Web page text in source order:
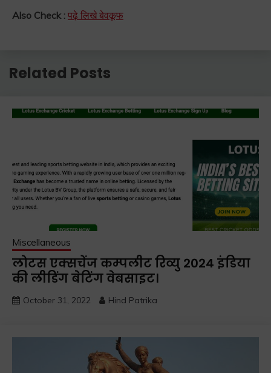
Also Check : पढ़े लिखे बेवकूफ
Related Posts
Miscellaneous
लोटस एक्सचेंज कम्पलीट रिव्यु 2024 इंडिया
की लीडिंग बेटिंग वेबसाइट।
October 31, 2022 Hind Patrika